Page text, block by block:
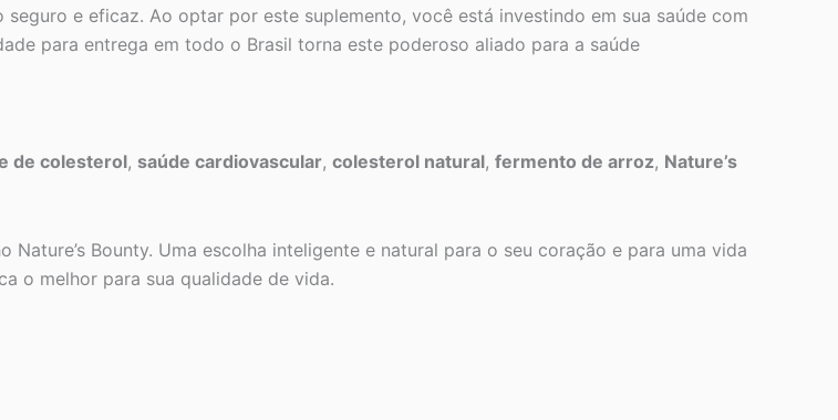
e eficaz. Ao optar por este suplemento, você está investindo em sua saúde com
para entrega em todo o Brasil torna este poderoso aliado para a saúde
de colesterol, saúde cardiovascular, colesterol natural, fermento de arroz, Nature’s
Bounty. Uma escolha inteligente e natural para o seu coração e para uma vida
o melhor para sua qualidade de vida.